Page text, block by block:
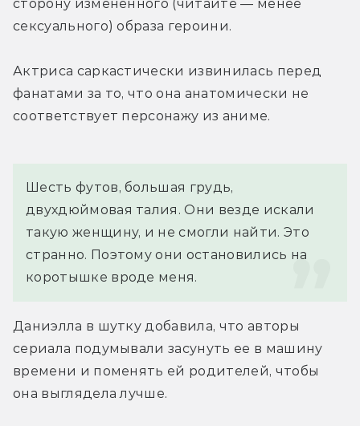
сторону измененного (читайте — менее
сексуального) образа героини.
Актриса саркастически извинилась перед
фанатами за то, что она анатомически не
соответствует персонажу из аниме.
Шесть футов, большая грудь,
двухдюймовая талия. Они везде искали
такую женщину, и не смогли найти. Это
странно. Поэтому они остановились на
коротышке вроде меня.
Даниэлла в шутку добавила, что авторы
сериала подумывали засунуть ее в машину
времени и поменять ей родителей, чтобы
она выглядела лучше.